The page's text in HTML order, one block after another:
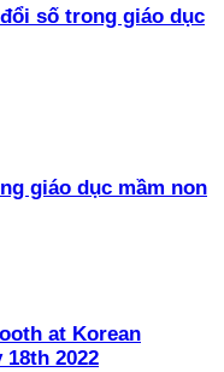
số trong giáo dục
giáo dục mầm non
at Korean
18th 2022